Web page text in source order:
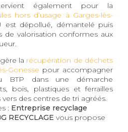
également pour la
hors d’usage à Garges-lès-
est dépollué, démantelé puis
de valorisation conformes aux
gère la récupération de déchets
Gonesse pour accompagner
BTP dans une démarche
bois, plastiques et ferrailles
des centres de tri agréés.
: Entreprise recyclage
RECYCLAGE vous propose